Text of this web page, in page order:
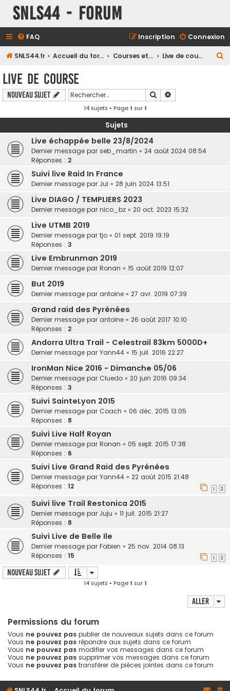
SNLS44 - Forum
FAQ Connexion
Inscription
SNLS44.fr Accueil du forum Courses et compétitions Live de course
c
Live de course
Nouveau sujet Rechercher
14 sujets • Page1 sur1
Sujets
Live échappée belle 23/8/2024
Dernier message par seb_martin « 24 août 2024 08:54
Réponses : 2
Suivi live Raid In France
Dernier message par Jul « 28 juin 2024 13:51
Live DIAGO / TEMPLIERS 2023
Dernier message par nico_bz « 20 oct. 2023 15:32
Live UTMB 2019
Dernier message par tjo « 01 sept. 2019 19:19
Réponses : 3
Live Embrunman 2019
Dernier message par Ronan « 15 août 2019 12:07
But 2019
Dernier message par antoine « 27 avr. 2019 07:39
Grand raid des Pyrénées
Dernier message par antoine « 26 août 2017 10:10
Réponses : 2
Andorra Ultra Trail - Celestrail 83km 5000D+
Dernier message par Yann44 « 15 juil. 2016 22:27
IronMan Nice 2016 - Dimanche 05/06
Dernier message par Cluedo « 20 juin 2016 09:34
Réponses : 3
Suivi SainteLyon 2015
Dernier message par Coach « 06 déc. 2015 13:05
Réponses : 8
Suivi Live Half Royan
Dernier message par Ronan « 05 sept. 2015 17:38
Réponses : 6
Suivi Live Grand Raid des Pyrénées
Dernier message par Yann44 « 22 août 2015 21:48
Réponses : 12 1 2
Suivi live Trail Restonica 2015
Dernier message par Juju « 11 juil. 2015 21:27
Réponses : 8
Suivi Live de Belle Ile
Dernier message par Fabien « 25 nov. 2014 08:13
Réponses : 15 1 2
Nouveau sujet
14 sujets • Page1 sur1
Aller
Permissions du forum
Vous ne pouvez pas publier de nouveaux sujets dans ce forum
Vous ne pouvez pas répondre aux sujets dans ce forum
Vous ne pouvez pas modifier vos messages dans ce forum
Vous ne pouvez pas supprimer vos messages dans ce forum
Vous ne pouvez pas transférer de pièces jointes dans ce forum